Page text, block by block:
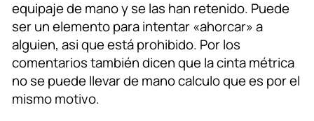
equipaje de mano y se las han retenido. Puede
ser un elemento para intentar «ahorcar» a
alguien, asi que está prohibido. Por los
comentarios también dicen que la cinta métrica
no se puede llevar de mano calculo que es por el
mismo motivo.